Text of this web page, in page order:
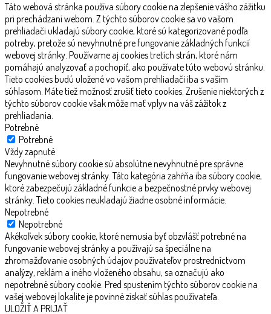
Táto webová stránka používa súbory cookie na zlepšenie vášho zážitku
pri prechádzaní webom. Z týchto súborov cookie sa vo vašom
prehliadači ukladajú súbory cookie, ktoré sú kategorizované podľa
potreby, pretože sú nevyhnutné pre fungovanie základných funkcií
webovej stránky. Používame aj cookies tretích strán, ktoré nám
pomáhajú analyzovať a pochopiť, ako používate túto webovú stránku.
Tieto cookies budú uložené vo vašom prehliadači iba s vaším
súhlasom. Máte tiež možnosť zrušiť tieto cookies. Zrušenie niektorých z
týchto súborov cookie však môže mať vplyv na váš zážitok z
prehliadania.
Potrebné
Potrebné
Vždy zapnuté
Nevyhnutné súbory cookie sú absolútne nevyhnutné pre správne
fungovanie webovej stránky. Táto kategória zahŕňa iba súbory cookie,
ktoré zabezpečujú základné funkcie a bezpečnostné prvky webovej
stránky. Tieto cookies neukladajú žiadne osobné informácie.
Nepotrebné
Nepotrebné
Akékoľvek súbory cookie, ktoré nemusia byť obzvlášť potrebné na
fungovanie webovej stránky a používajú sa špeciálne na
zhromažďovanie osobných údajov používateľov prostredníctvom
analýzy, reklám a iného vloženého obsahu, sa označujú ako
nepotrebné súbory cookie. Pred spustením týchto súborov cookie na
vašej webovej lokalite je povinné získať súhlas používateľa.
ULOŽIŤ A PRIJAŤ